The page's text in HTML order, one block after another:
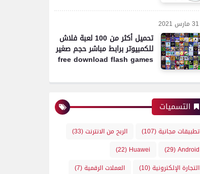
31 مارس 2021
تحميل أكثر من 100 لعبة فلاش
للكمبيوتر برابط مباشر حجم صغير
free download flash games
التسميات
تطبيقات مجانية(107) الربح من الانترنت(33)
Android
(29)
Huawei
(22)
التجارة الإلكترونية(10) العملات الرقمية(7)